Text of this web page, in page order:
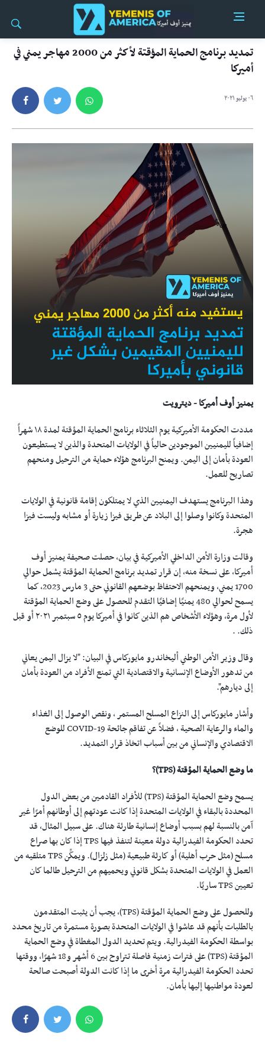
تمديد برنامج الحماية المؤقتة لأكثر من 2000 مهاجر يمني في
أميركا
٠٦ يوليو ٢٠٢١
يمنيز أوف أميركا - ديترويت
مددت الحكومة الأميركية يوم الثلاثاء برنامج الحماية المؤقتة لمدة ١٨ شهراً
إضافياً لليمنيين الموجودين حالياً في الولايات المتحدة والذين لا يستطيعون
العودة بأمان إلى اليمن. ويمنح البرنامج هؤلاء حماية من الترحيل ومنحهم
تصاريح للعمل.
وهذا البرنامج يستهدف اليمنيين الذي لا يمتلكون إقامة قانونية في الولايات
المتحدة وكانوا وصلوا إلى البلاد عن طريق فيزا زيارة أو مشابه وليست فيزا
هجرة.
وقالت وزارة الأمن الداخلي الأميركية في بيان، حصلت صحيفة يمنيز أوف
أميركا، على نسخة منه، إن قرار تمديد برنامج الحماية المؤقتة يشمل حوالي
1700 يمني، ويمنحهم الاحتفاظ بوضعهم القانوني حتى 3 مارس 2023، كما
يسمح لحوالي 480 يمنيًا إضافيًا التقدم للحصول على وضع الحماية المؤقتة
لأول مرة، وهؤلاء الأشخاص هم الذين كانوا في أميركا يوم ٥ سبتمبر ٢٠٢١ أو قبل
ذلك. .
وقال وزير الأمن الوطني أليخاندرو مايوركاس في البيان: "لا يزال اليمن يعاني
من تدهور الأوضاع الإنسانية والاقتصادية التي تمنع الأفراد من العودة بأمان
إلى ديارهم".
وأشار مايوركاس إلى النزاع المسلح المستمر ، ونقص الوصول إلى الغذاء
والماء والرعاية الصحية ، فضلاً عن تفاقم جائحة COVID-19 للوضع
الاقتصادي والإنساني من بين أسباب اتخاذ قرار التمديد.
ما وضع الحماية المؤقتة (TPS)؟
يسمح وضع الحماية المؤقتة (TPS) للأفراد القادمين من بعض الدول
المحددة بالبقاء في الولايات المتحدة إذا كانت عودتهم إلى أوطانهم أمرًا غير
آمن بالنسبة لهم بسبب أوضاع إنسانية طارئة هناك. على سبيل المثال، قد
تحدد الحكومة الفيدرالية دولة معينة لتنفذ فيها TPS إذا كان بها صراع
مسلح (مثل حرب أهلية) أو كارثة طبيعية (مثل زلزال). ويمكِّن TPS متلقيه من
العمل في الولايات المتحدة بشكل قانوني ويحميهم من الترحيل طالما كان
تعيين TPS ساريًا.
وللحصول على وضع الحماية المؤقتة (TPS)، يجب أن يثبت المتقدمون
بالطلبات بأنهم قد عاشوا في الولايات المتحدة بصورة مستمرة من تاريخ محدد
بواسطة الحكومة الفيدرالية. ويتم تحديد الدول المغطاة في وضع الحماية
المؤقتة (TPS) على فترات زمنية فاصلة تتراوح بين 6 أشهر و18 شهرًا، ووقتها
تحدد الحكومة الفيدرالية مرة أخرى ما إذا كانت الدولة أصبحت صالحة
لعودة مواطنيها إليها بأمان.